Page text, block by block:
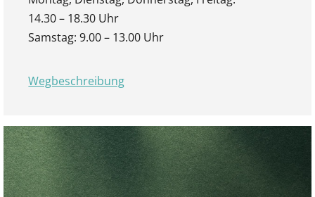
14.30 – 18.30 Uhr
Samstag: 9.00 – 13.00 Uhr
Wegbeschreibung